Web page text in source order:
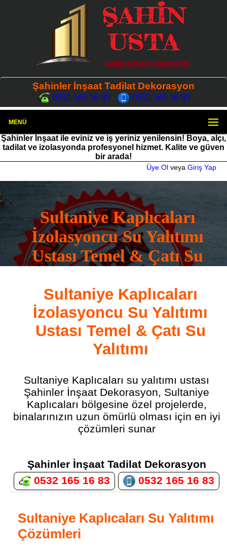
Şahinler İnşaat Tadilat Dekorasyon
0532 165 16 83 0532 165 16 83
MENÜ
Şahinler İnşaat ile eviniz ve iş yeriniz yenilensin! Boya, alçı,
tadilat ve izolasyonda profesyonel hizmet. Kalite ve güven
bir arada!
Üye Ol veya Giriş Yap
Sultaniye Kaplıcaları
İzolasyoncu Su Yalıtımı
Ustası Temel & Çatı Su
0532 165 16 83
Sultaniye Kaplıcaları
İzolasyoncu Su Yalıtımı
Ustası Temel & Çatı Su
Yalıtımı
Sultaniye Kaplıcaları su yalıtımı ustası
Şahinler İnşaat Dekorasyon, Sultaniye
Kaplıcaları bölgesine özel projelerde,
binalarınızın uzun ömürlü olması için en iyi
çözümleri sunar
Şahinler İnşaat Tadilat Dekorasyon
0532 165 16 83
0532 165 16 83
Sultaniye Kaplıcaları Su Yalıtımı
Çözümleri